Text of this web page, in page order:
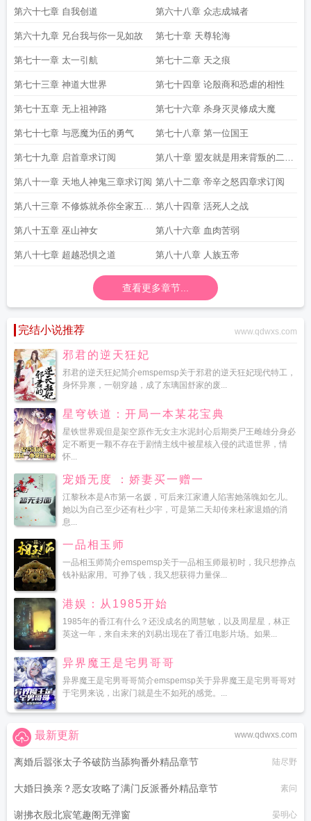
第六十七章 自我创道 第六十八章 众志成城者
第六十九章 兄台我与你一见如故 第七十章 天尊轮海
第七十一章 太一引航 第七十二章 天之痕
第七十三章 神道大世界 第七十四章 论殷商和恐虐的相性
第七十五章 无上祖神路 第七十六章 杀身灭灵修成大魔
第七十七章 与恶魔为伍的勇气 第七十八章 第一位国王
第七十九章 启首章求订阅 第八十章 盟友就是用来背叛的二章
求订阅
第八十一章 天地人神鬼三章求订阅 第八十二章 帝辛之怒四章求订阅
第八十三章 不修炼就杀你全家五章
完毕求订阅
第八十四章 活死人之战
第八十五章 巫山神女 第八十六章 血肉苦弱
第八十七章 超越恐惧之道 第八十八章 人族五帝
查看更多章节...
完结小说推荐 www.qdwxs.com
邪君的逆天狂妃
邪君的逆天狂妃简介emspemsp关于邪君的逆天狂妃现代特工，
身怀异禀，一朝穿越，成了东璃国舒家的废...
星穹铁道：开局一本某花宝典
星铁世界观但是架空原作无女主水泥封心后期类尸王雌雄分身必
定不断更一颗不存在于剧情主线中被星核入侵的武道世界，情
怀...
宠婚无度 ：娇妻买一赠一
江黎秋本是A市第一名媛，可后来江家遭人陷害她落魄如乞儿。
她以为自己至少还有杜少宇，可是第二天却传来杜家退婚的消
息...
一品相玉师
一品相玉师简介emspemsp关于一品相玉师最初时，我只想挣点
钱补贴家用。可挣了钱，我又想获得力量保...
港娱：从1985开始
1985年的香江有什么？还没成名的周慧敏，以及周星星，林正
英这一年，来自未来的刘易出现在了香江电影片场。如果...
异界魔王是宅男哥哥
异界魔王是宅男哥哥简介emspemsp关于异界魔王是宅男哥哥对
于宅男来说，出家门就是生不如死的感觉。...
www.qdwxs.com
最新更新
离婚后嚣张太子爷破防当舔狗番外精品章节 陆尽野
大婚日换亲？恶女攻略了满门反派番外精品章节 素问
谢拂衣殷北宸笔趣阁无弹窗 晏明心